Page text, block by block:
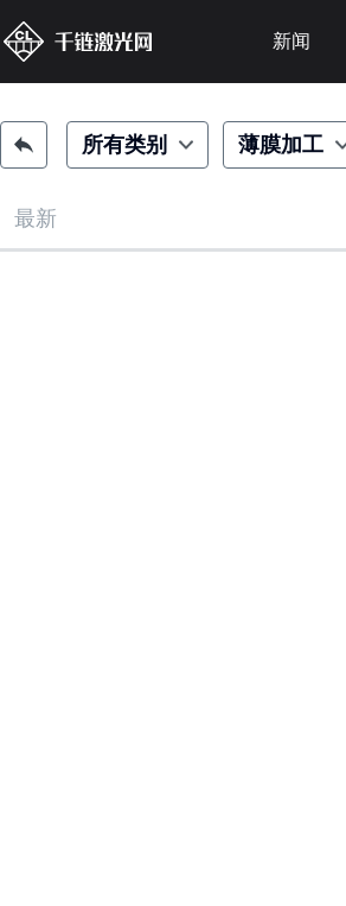
新闻
所有类别 薄膜加工
最新